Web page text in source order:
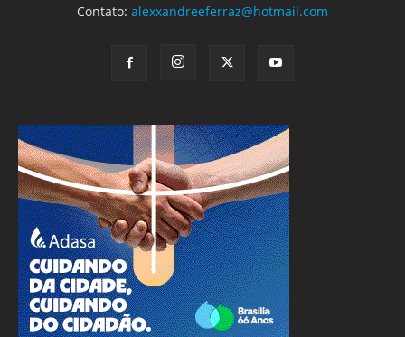
Contato: alexxandreeferraz@hotmail.com